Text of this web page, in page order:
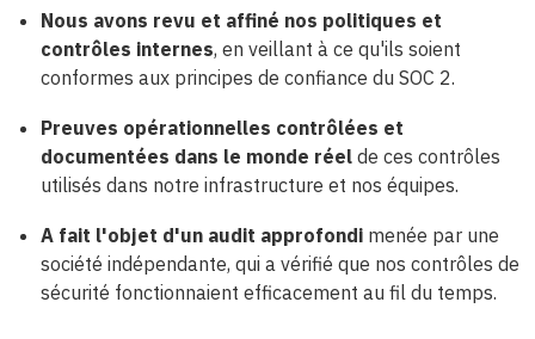
Nous avons revu et affiné nos politiques et
contrôles internes, en veillant à ce qu'ils soient
conformes aux principes de confiance du SOC 2.
Preuves opérationnelles contrôlées et
documentées dans le monde réel de ces contrôles
utilisés dans notre infrastructure et nos équipes.
A fait l'objet d'un audit approfondi menée par une
société indépendante, qui a vérifié que nos contrôles de
sécurité fonctionnaient efficacement au fil du temps.